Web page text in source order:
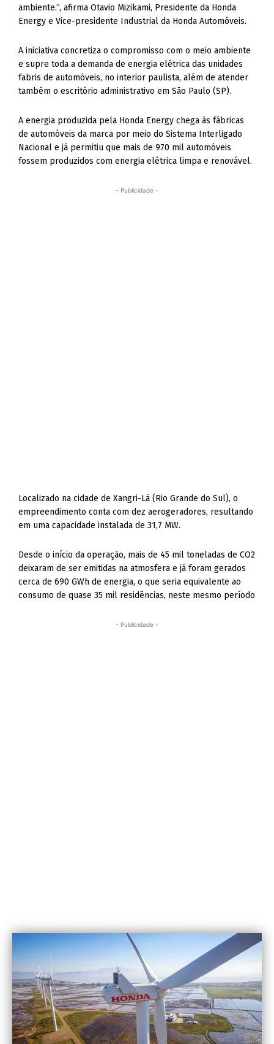
ambiente.”, afirma Otavio Mizikami, Presidente da Honda
Energy e Vice-presidente Industrial da Honda Automóveis.
A iniciativa concretiza o compromisso com o meio ambiente
e supre toda a demanda de energia elétrica das unidades
fabris de automóveis, no interior paulista, além de atender
também o escritório administrativo em São Paulo (SP).
A energia produzida pela Honda Energy chega às fábricas
de automóveis da marca por meio do Sistema Interligado
Nacional e já permitiu que mais de 970 mil automóveis
fossem produzidos com energia elétrica limpa e renovável.
- Publicidade -
Localizado na cidade de Xangri-Lá (Rio Grande do Sul), o
empreendimento conta com dez aerogeradores, resultando
em uma capacidade instalada de 31,7 MW.
Desde o início da operação, mais de 45 mil toneladas de CO2
deixaram de ser emitidas na atmosfera e já foram gerados
cerca de 690 GWh de energia, o que seria equivalente ao
consumo de quase 35 mil residências, neste mesmo período
- Publicidade -